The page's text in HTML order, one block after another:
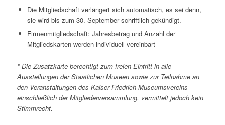
Die Mitgliedschaft verlängert sich automatisch, es sei denn,
sie wird bis zum 30. September schriftlich gekündigt.
Firmenmitgliedschaft: Jahresbetrag und Anzahl der
Mitgliedskarten werden individuell vereinbart
* Die Zusatzkarte berechtigt zum freien Eintritt in alle
Ausstellungen der Staatlichen Museen sowie zur Teilnahme an
den Veranstaltungen des Kaiser Friedrich Museumsvereins
einschließlich der Mitgliederversammlung, vermittelt jedoch kein
Stimmrecht.